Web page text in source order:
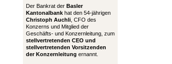
Der Bankrat der Basler
Kantonalbank hat den 54-jährigen
Christoph Auchli , CFO des
Konzerns und Mitglied der
Geschäfts- und Konzernleitung, zum
stellvertretenden CEO und
stellvertretenden Vorsitzenden
der Konzernleitung ernannt.